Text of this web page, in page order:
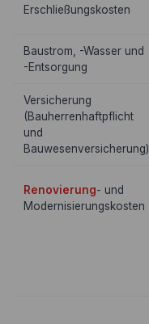
Erschließungskosten
Baustrom, -Wasser und
-Entsorgung
Versicherung
(Bauherrenhaftpflicht
und
Bauwesenversicherung)
Renovierung- und
Modernisierungskosten